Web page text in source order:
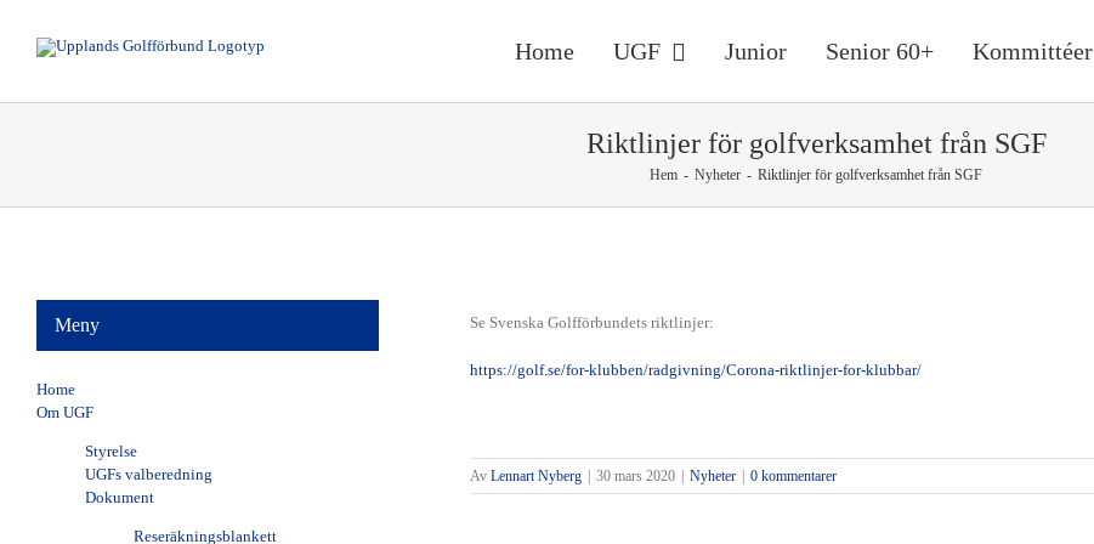
innehållet
Home UGF Junior Senior 60+ Kommittéer
Riktlinjer för golfverksamhet från SGF
Hem - Nyheter - Riktlinjer för golfverksamhet från SGF
bild
Se Svenska Golfförbundets riktlinjer:
https://golf.se/for-klubben/radgivning/Corona-riktlinjer-for-klubbar/
AvLennart Nyberg | 30 mars 2020 | Nyheter | 0 kommentarer
Meny
Home
Om UGF
Styrelse
UGFs valberedning
Dokument
Reseräkningsblankett